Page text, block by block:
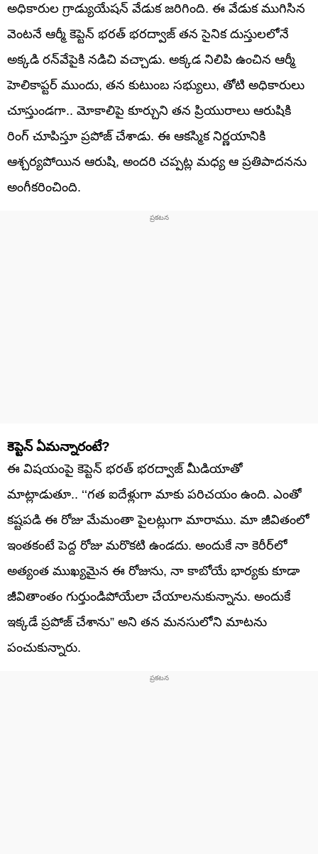
అధికారుల గ్రాడ్యుయేషన్ వేడుక జరిగింది. ఈ వేడుక ముగిసిన
వెంటనే ఆర్మీ కెప్టెన్ భరత్ భరద్వాజ్ తన సైనిక దుస్తులలోనే
అక్కడి రన్‌వేపైకి నడిచి వచ్చాడు. అక్కడ నిలిపి ఉంచిన ఆర్మీ
హెలికాప్టర్ ముందు, తన కుటుంబ సభ్యులు, తోటి అధికారులు
చూస్తుండగా.. మోకాలిపై కూర్చుని తన ప్రియురాలు ఆరుషికి
రింగ్ చూపిస్తూ ప్రపోజ్ చేశాడు. ఈ ఆకస్మిక నిర్ణయానికి
ఆశ్చర్యపోయిన ఆరుషి, అందరి చప్పట్ల మధ్య ఆ ప్రతిపాదనను
అంగీకరించింది.
కెప్టెన్ ఏమన్నారంటే?
ఈ విషయంపై కెప్టెన్ భరత్ భరద్వాజ్ మీడియాతో
మాట్లాడుతూ.. ‘‘గత ఐదేళ్లుగా మాకు పరిచయం ఉంది. ఎంతో
కష్టపడి ఈ రోజు మేమంతా పైలట్లుగా మారాము. మా జీవితంలో
ఇంతకంటే పెద్ద రోజు మరొకటి ఉండదు. అందుకే నా కెరీర్‌లో
అత్యంత ముఖ్యమైన ఈ రోజును, నా కాబోయే భార్యకు కూడా
జీవితాంతం గుర్తుండిపోయేలా చేయాలనుకున్నాను. అందుకే
ఇక్కడే ప్రపోజ్ చేశాను” అని తన మనసులోని మాటను
పంచుకున్నారు.